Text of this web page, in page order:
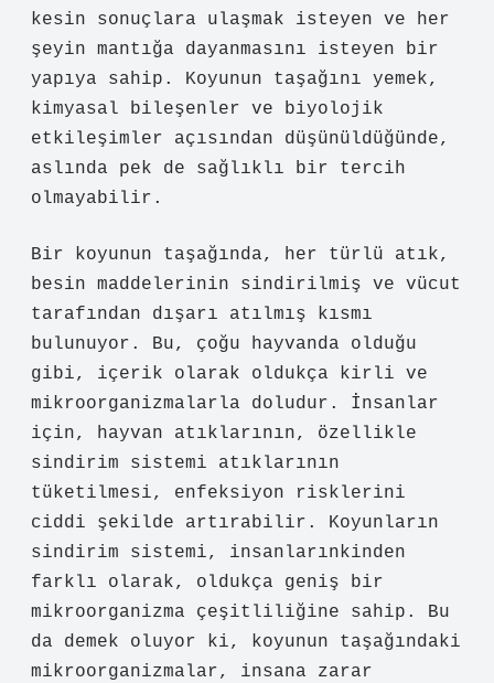
kesin sonuçlara ulaşmak isteyen ve her
şeyin mantığa dayanmasını isteyen bir
yapıya sahip. Koyunun taşağını yemek,
kimyasal bileşenler ve biyolojik
etkileşimler açısından düşünüldüğünde,
aslında pek de sağlıklı bir tercih
olmayabilir.
Bir koyunun taşağında, her türlü atık,
besin maddelerinin sindirilmiş ve vücut
tarafından dışarı atılmış kısmı
bulunuyor. Bu, çoğu hayvanda olduğu
gibi, içerik olarak oldukça kirli ve
mikroorganizmalarla doludur. İnsanlar
için, hayvan atıklarının, özellikle
sindirim sistemi atıklarının
tüketilmesi, enfeksiyon risklerini
ciddi şekilde artırabilir. Koyunların
sindirim sistemi, insanlarınkinden
farklı olarak, oldukça geniş bir
mikroorganizma çeşitliliğine sahip. Bu
da demek oluyor ki, koyunun taşağındaki
mikroorganizmalar, insana zarar